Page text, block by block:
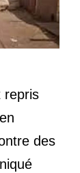
repris
des